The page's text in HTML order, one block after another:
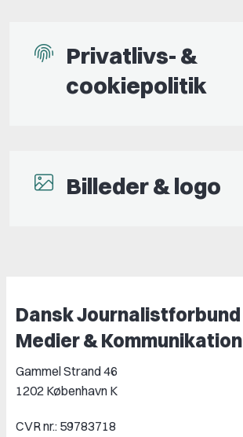
Privatlivs- &
cookiepolitik
Billeder & logo
Dansk Journalistforbund
Medier & Kommunikation
Gammel Strand 46
1202 København K
CVR nr.: 59783718